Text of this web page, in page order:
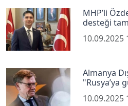
MHP’li
desteği
10.09.2025
Almanya
"Rusya’ya
10.09.2025